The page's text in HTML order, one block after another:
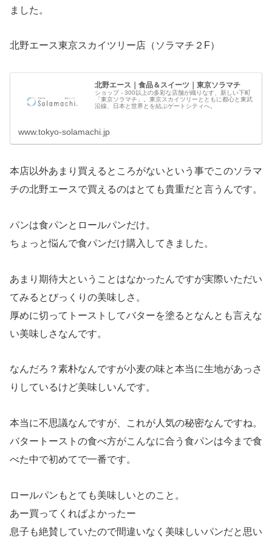
ました。
北野エース東京スカイツリー店（ソラマチ２F）
北野エース｜食品＆スイーツ｜東京ソラマチ
ショップ - 300以上の多彩な店舗が織りなす、新しい下町
「東京ソラマチ」。東京スカイツリーとともに都心と東武
沿線、日本と世界とを結ぶゲートシティへ。
www.tokyo-solamachi.jp
本店以外あまり買えるところがないという事でこのソラマ
チの北野エースで買えるのはとても貴重だと言うんです。
パンは食パンとロールパンだけ。
ちょっと悩んで食パンだけ購入してきました。
あまり期待大ということはなかったんですが実際いただい
てみるとびっくりの美味しさ。
厚めに切ってトーストしてバターを塗るとなんとも言えな
い美味しさなんです。
なんだろ？素朴なんですが小麦の味と本当に生地があっさ
りしているけど美味しいんです。
本当に不思議なんですが、これが人気の秘密なんですね。
バタートーストの食べ方がこんなに合う食パンは今まで食
べた中で初めてで一番です。
ロールパンもとても美味しいとのこと。
あー買ってくればよかったー
息子も絶賛していたので間違いなく美味しいパンだと思い